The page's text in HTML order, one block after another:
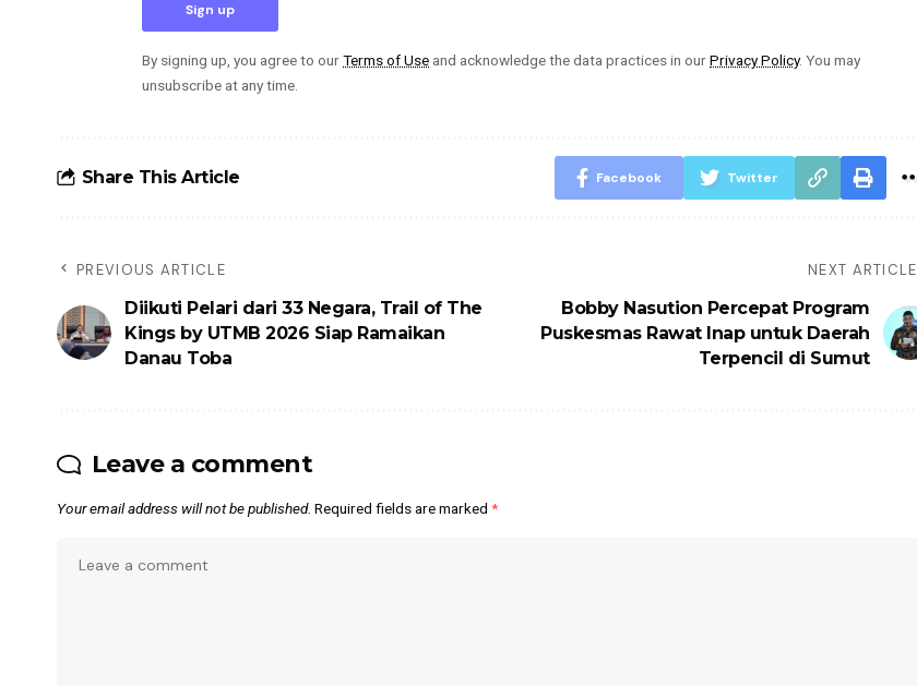
By signing up, you agree to ourTerms of Use and acknowledge the data practices in ourPrivacy Policy. You may
unsubscribe at any time.
Share This Article Facebook Twitter
PREVIOUS ARTICLE
Diikuti Pelari dari 33 Negara, Trail of The
Kings by UTMB 2026 Siap Ramaikan
Danau Toba
NEXT ARTICLE
Bobby Nasution Percepat Program
Puskesmas Rawat Inap untuk Daerah
Terpencil di Sumut
Leave a comment
Your email address will not be published. Required fields are marked *